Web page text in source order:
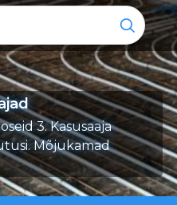
3. Kasusaaja
Mõjukamad